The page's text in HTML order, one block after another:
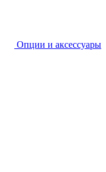
Опции и аксессуары